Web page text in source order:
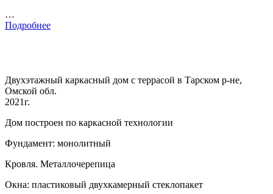
…
Подробнее
Двухэтажный каркасный дом с террасой в Тарском р-не,
Омской обл.
2021г.
Дом построен по каркасной технологии
Фундамент: монолитный
Кровля. Металлочерепица
Окна: пластиковый двухкамерный стеклопакет